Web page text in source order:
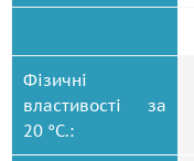
Фізичні
властивості за
20 °C.: